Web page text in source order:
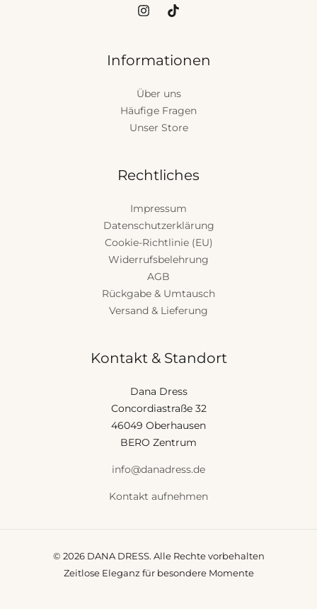
Informationen
Über uns
Häufige Fragen
Unser Store
Rechtliches
Impressum
Datenschutzerklärung
Cookie-Richtlinie (EU)
Widerrufsbelehrung
AGB
Rückgabe & Umtausch
Versand & Lieferung
Kontakt & Standort
Dana Dress
Concordiastraße 32
46049 Oberhausen
BERO Zentrum
info@danadress.de
Kontakt aufnehmen
© 2026 DANA DRESS. Alle Rechte vorbehalten
Zeitlose Eleganz für besondere Momente